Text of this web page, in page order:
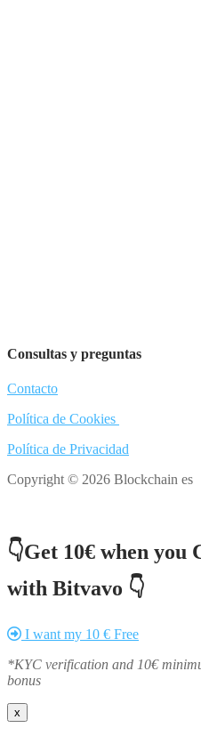
Consultas y preguntas
Contacto
Política de Cookies
Política de Privacidad
Copyright © 2026 Blockchain es
👇Get 10€ when you
with Bitvavo 👇
I want my 10 € Free
*KYC verification and 10€
bonus
x